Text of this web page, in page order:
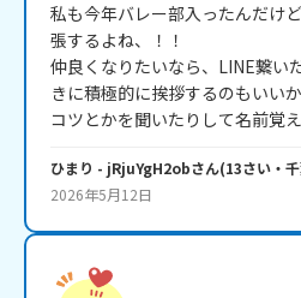
私も今年バレー部入ったんだけ
張するよね、！！
仲良くなりたいなら、LINE繋い
きに積極的に挨拶するのもいいか
コツとかを聞いたりして名前覚
ひまり - jRjuYgH2obさん(13さい・
2026年5月12日